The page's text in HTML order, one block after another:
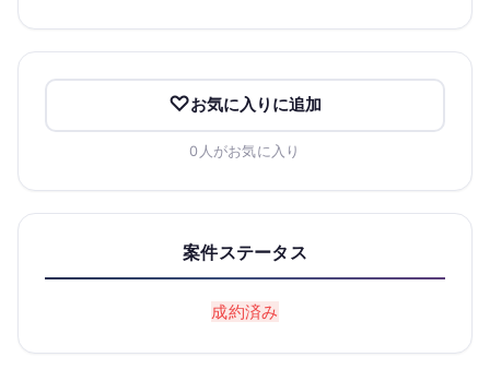
お気に入りに追加
0人がお気に入り
案件ステータス
成約済み